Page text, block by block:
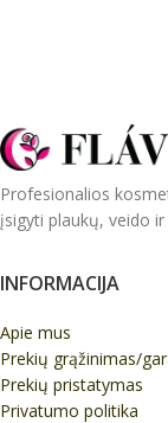
Profesionalios
įsigyti plaukų, veido
INFORMACIJA
Apie mus
Prekių grąžinimas/
Prekių pristatymas
Privatumo politika